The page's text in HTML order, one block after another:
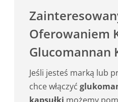
Oferowaniem
Glucomannan
Jeśli jesteś marką lub
chce włączyć